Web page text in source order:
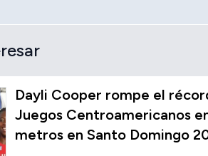
Dayli Cooper rompe el
Juegos Centroamericanos
metros en Santo Domingo